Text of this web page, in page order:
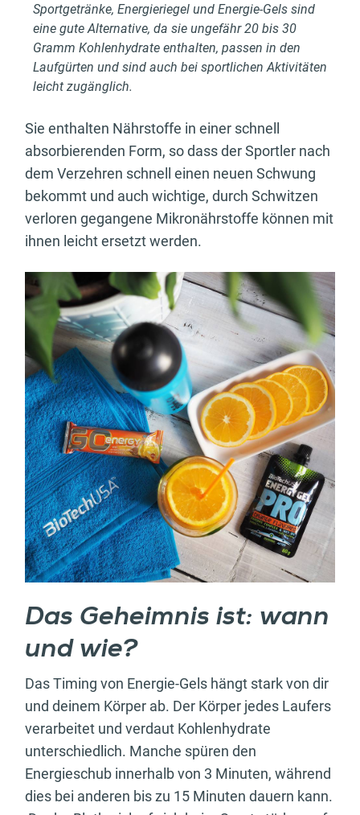
Sportgetränke, Energieriegel und Energie-Gels sind
eine gute Alternative, da sie ungefähr 20 bis 30
Gramm Kohlenhydrate enthalten, passen in den
Laufgürten und sind auch bei sportlichen Aktivitäten
leicht zugänglich.
Sie enthalten Nährstoffe in einer schnell
absorbierenden Form, so dass der Sportler nach
dem Verzehren schnell einen neuen Schwung
bekommt und auch wichtige, durch Schwitzen
verloren gegangene Mikronährstoffe können mit
ihnen leicht ersetzt werden.
Das Geheimnis ist: wann
und wie?
Das Timing von Energie-Gels hängt stark von dir
und deinem Körper ab. Der Körper jedes Laufers
verarbeitet und verdaut Kohlenhydrate
unterschiedlich. Manche spüren den
Energieschub innerhalb von 3 Minuten, während
dies bei anderen bis zu 15 Minuten dauern kann.